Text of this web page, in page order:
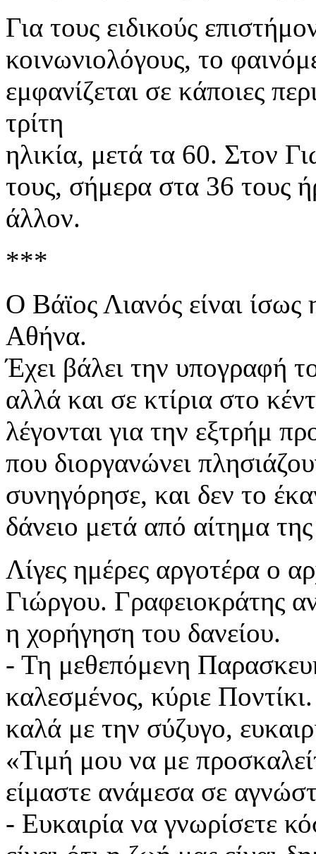
Για τους ειδικούς
κοινωνιολόγους, το
εμφανίζεται σε κάποιες
τρίτη
ηλικία, μετά τα 60. Στον
τους, σήμερα στα 36 τους
άλλον.
***
Ο Βάϊος Λιανός είναι
Αθήνα.
Έχει βάλει την υπογραφή
αλλά και σε κτίρια στο
λέγονται για την εξτρήμ
που διοργανώνει
συνηγόρησε, και δεν το
δάνειο μετά από αίτημα
Λίγες ημέρες αργοτέρα ο
Γιώργου. Γραφειοκράτης
η χορήγηση του δανείου.
- Τη μεθεπόμενη
καλεσμένος, κύριε
καλά με την σύζυγο,
«Τιμή μου να με
είμαστε ανάμεσα σε
- Ευκαιρία να γνωρίσετε